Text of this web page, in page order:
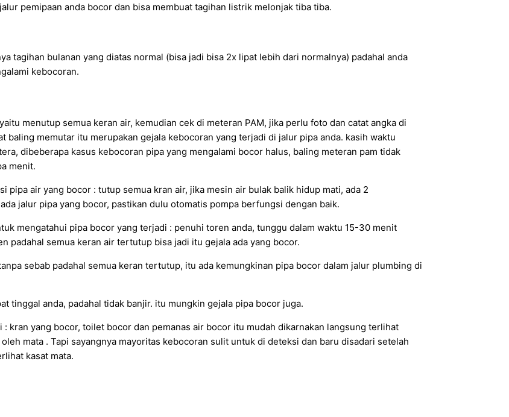
pemipaan anda bocor dan bisa membuat tagihan listrik melonjak tiba tiba.
tagihan bulanan yang diatas normal (bisa jadi bisa 2x lipat lebih dari normalnya) padahal anda
kebocoran.
menutup semua keran air, kemudian cek di meteran PAM, jika perlu foto dan catat angka di
baling memutar itu merupakan gejala kebocoran yang terjadi di jalur pipa anda. kasih waktu
dibeberapa kasus kebocoran pipa yang mengalami bocor halus, baling meteran pam tidak
menit.
pipa air yang bocor : tutup semua kran air, jika mesin air bulak balik hidup mati, ada 2
jalur pipa yang bocor, pastikan dulu otomatis pompa berfungsi dengan baik.
mengatahui pipa bocor yang terjadi : penuhi toren anda, tunggu dalam waktu 15-30 menit
padahal semua keran air tertutup bisa jadi itu gejala ada yang bocor.
sebab padahal semua keran tertutup, itu ada kemungkinan pipa bocor dalam jalur plumbing di
tinggal anda, padahal tidak banjir. itu mungkin gejala pipa bocor juga.
kran yang bocor, toilet bocor dan pemanas air bocor itu mudah dikarnakan langsung terlihat
mata . Tapi sayangnya mayoritas kebocoran sulit untuk di deteksi dan baru disadari setelah
kasat mata.